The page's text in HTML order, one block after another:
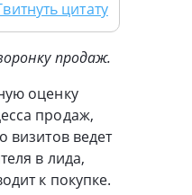
цитату
продаж.
оценку
продаж,
визитов ведет
в лида,
к покупке.